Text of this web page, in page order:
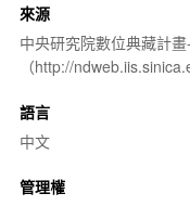
來源
中央研究院數位典藏計
（http://
語言
中文
管理權